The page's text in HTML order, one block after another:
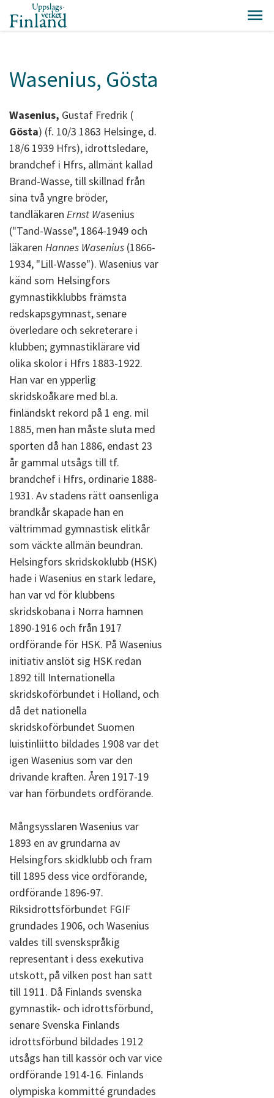
Wasenius, Gösta
Wasenius, Gustaf Fredrik (
Gösta) (f. 10/3 1863 Helsinge, d.
18/6 1939 Hfrs), idrottsledare,
brandchef i Hfrs, allmänt kallad
Brand-Wasse, till skillnad från
sina två yngre bröder,
tandläkaren Ernst Wasenius
("Tand-Wasse", 1864-1949 och
läkaren Hannes Wasenius (1866-
1934, "Lill-Wasse"). Wasenius var
känd som Helsingfors
gymnastikklubbs främsta
redskapsgymnast, senare
överledare och sekreterare i
klubben; gymnastiklärare vid
olika skolor i Hfrs 1883-1922.
Han var en ypperlig
skridskoåkare med bl.a.
finländskt rekord på 1 eng. mil
1885, men han måste sluta med
sporten då han 1886, endast 23
år gammal utsågs till tf.
brandchef i Hfrs, ordinarie 1888-
1931. Av stadens rätt oansenliga
brandkår skapade han en
vältrimmad gymnastisk elitkår
som väckte allmän beundran.
Helsingfors skridskoklubb (HSK)
hade i Wasenius en stark ledare,
han var vd för klubbens
skridskobana i Norra hamnen
1890-1916 och från 1917
ordförande för HSK. På Wasenius
initiativ anslöt sig HSK redan
1892 till Internationella
skridskoförbundet i Holland, och
då det nationella
skridskoförbundet Suomen
luistinliitto bildades 1908 var det
igen Wasenius som var den
drivande kraften. Åren 1917-19
var han förbundets ordförande.
Mångsysslaren Wasenius var
1893 en av grundarna av
Helsingfors skidklubb och fram
till 1895 dess vice ordförande,
ordförande 1896-97.
Riksidrottsförbundet FGIF
grundades 1906, och Wasenius
valdes till svenskspråkig
representant i dess exekutiva
utskott, på vilken post han satt
till 1911. Då Finlands svenska
gymnastik- och idrottsförbund,
senare Svenska Finlands
idrottsförbund bildades 1912
utsågs han till kassör och var vice
ordförande 1914-16. Finlands
olympiska kommitté grundades